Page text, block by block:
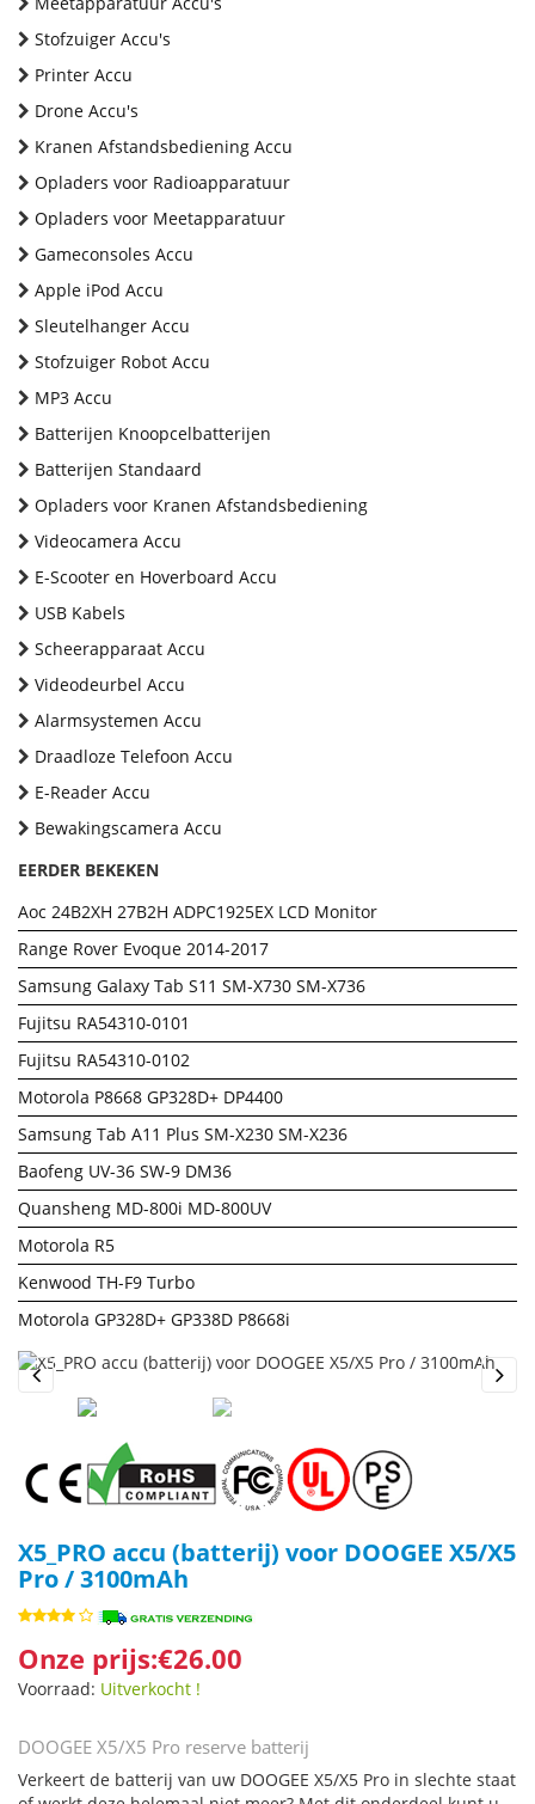
Stofzuiger Accu's
Printer Accu
Drone Accu's
Kranen Afstandsbediening Accu
Opladers voor Radioapparatuur
Opladers voor Meetapparatuur
Gameconsoles Accu
Apple iPod Accu
Sleutelhanger Accu
Stofzuiger Robot Accu
MP3 Accu
Batterijen Knoopcelbatterijen
Batterijen Standaard
Opladers voor Kranen Afstandsbediening
Videocamera Accu
E-Scooter en Hoverboard Accu
USB Kabels
Scheerapparaat Accu
Videodeurbel Accu
Alarmsystemen Accu
Draadloze Telefoon Accu
E-Reader Accu
Bewakingscamera Accu
EERDER BEKEKEN
Aoc 24B2XH 27B2H ADPC1925EX LCD Monitor
Range Rover Evoque 2014-2017
Samsung Galaxy Tab S11 SM-X730 SM-X736
Fujitsu RA54310-0101
Fujitsu RA54310-0102
Motorola P8668 GP328D+ DP4400
Samsung Tab A11 Plus SM-X230 SM-X236
Baofeng UV-36 SW-9 DM36
Quansheng MD-800i MD-800UV
Motorola R5
Kenwood TH-F9 Turbo
Motorola GP328D+ GP338D P8668i
Previous
X5_PRO accu (batterij) voor DOOGEE X5/X5
Pro / 3100mAh
Onze prijs:€26.00
Voorraad: Uitverkocht !
DOOGEE X5/X5 Pro reserve batterij
Verkeert de batterij van uw DOOGEE X5/X5 Pro in slechte staat